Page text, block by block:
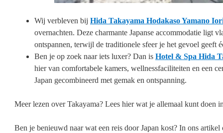
Wij verbleven bij Hida Takayama Hodakaso Yamano
overnachten. Deze charmante Japanse accommodatie ligt
ontspannen, terwijl de traditionele sfeer je het gevoel geeft
Ben je op zoek naar iets luxer? Dan is Hotel & Spa Hida
hier van comfortabele kamers, wellnessfaciliteiten en een
Japan gecombineerd met gemak en ontspanning.
Meer lezen over Takayama? Lees hier wat je allemaal kunt doen
Ben je benieuwd naar wat een reis door Japan kost? In ons artikel